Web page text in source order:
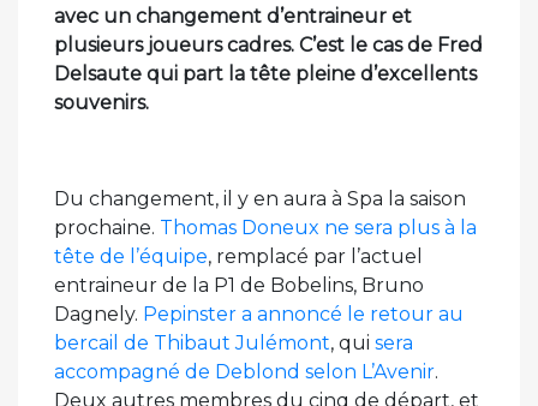
avec un changement d’entraineur et
plusieurs joueurs cadres. C’est le cas de Fred
Delsaute qui part la tête pleine d’excellents
souvenirs.
Du changement, il y en aura à Spa la saison
prochaine. Thomas Doneux ne sera plus à la
tête de l’équipe, remplacé par l’actuel
entraineur de la P1 de Bobelins, Bruno
Dagnely. Pepinster a annoncé le retour au
bercail de Thibaut Julémont, qui sera
accompagné de Deblond selon L’Avenir.
Deux autres membres du cinq de départ, et